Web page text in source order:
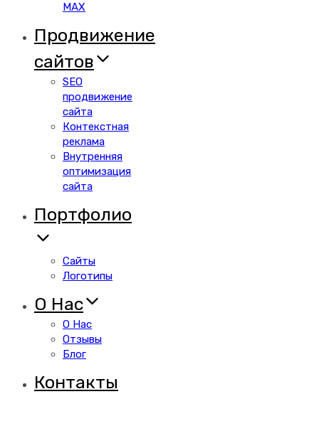
MAX
Продвижение
сайтов
SEO
продвижение
сайта
Контекстная
реклама
Внутренняя
оптимизация
сайта
Портфолио
Сайты
Логотипы
О Нас
О Нас
Отзывы
Блог
Контакты